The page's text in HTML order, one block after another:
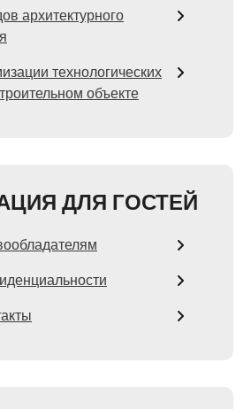
архитектурного
технологических
объекте
ДЛЯ ГОСТЕЙ